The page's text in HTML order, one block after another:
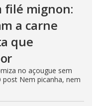
filé mignon:
a carne
que
no açougue sem
post Nem picanha, nem